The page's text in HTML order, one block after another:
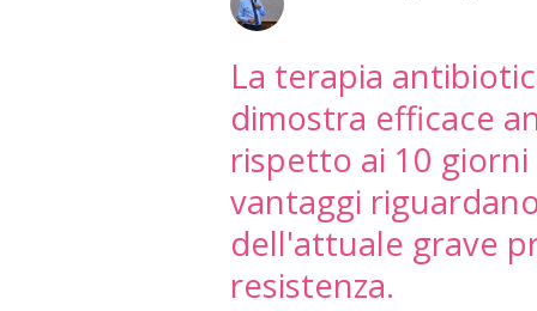
La terapia
dimostra efficace
rispetto ai 10
vantaggi
dell'attuale grave
resistenza.